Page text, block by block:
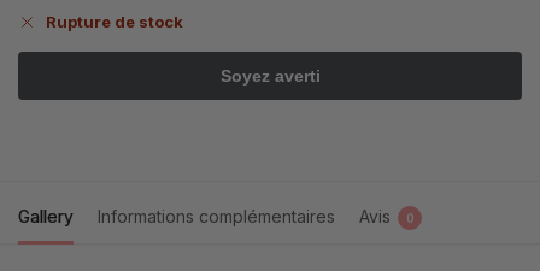
Rupture de stock
Gallery Informations complémentaires Avis 0